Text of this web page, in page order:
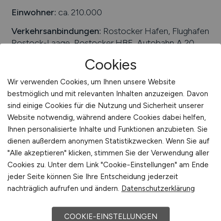
Einwohner: ca. 210.000
Verkehrsanbindungen: Rostocker Hafen, Flughafen
Rostock-Laage, Rostocker HBF, Autobahn A 20,
Arbeiten in der Nähe vonRostock
Carbäk, Elmenhorst, Kopenhagen-Malmö, Stettin,
Graal-Müritz, Warnow, Dummerstorf, Hamburg, Bad
Doberan-Land, Rostocker Heide, Mecklenburg-
Vorpommern
Universitäten/Hochschulen:Hochschule für Musik
und Theater, Universität Rostock
Beliebte Jobs in
Rostock /Branchen:Informationstechnologie,
Kultur- und Kreativwirtschaft, Maschinenbau, Luft-
und Raumfahrttechnik, Energietechnik, Schiffbau,
Maritime Wirtschaft, Dienstleistungen,
Cookies
Wir verwenden Cookies, um Ihnen unsere Website
bestmöglich und mit relevanten Inhalten anzuzeigen. Davon
sind einige Cookies für die Nutzung und Sicherheit unserer
Website notwendig, während andere Cookies dabei helfen,
Ihnen personalisierte Inhalte und Funktionen anzubieten. Sie
dienen außerdem anonymen Statistikzwecken. Wenn Sie auf
"Alle akzeptieren" klicken, stimmen Sie der Verwendung aller
Cookies zu. Unter dem Link "Cookie-Einstellungen" am Ende
jeder Seite können Sie Ihre Entscheidung jederzeit
nachträglich aufrufen und ändern. Datenschutzerklärung
COOKIE-EINSTELLUNGEN